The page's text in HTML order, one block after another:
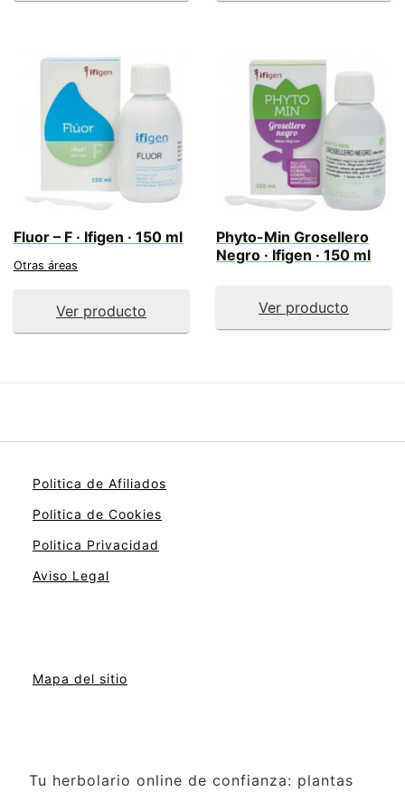
Fluor – F · Ifigen · 150 ml
Otras áreas
Ver producto
Phyto-Min Grosellero
Negro · Ifigen · 150 ml
Ver producto
Politica de Afiliados
Politica de Cookies
Politica Privacidad
Aviso Legal
Mapa del sitio
Tu herbolario online de confianza: plantas